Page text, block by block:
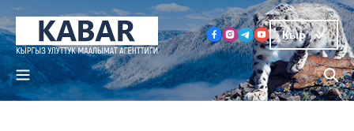
Кыр